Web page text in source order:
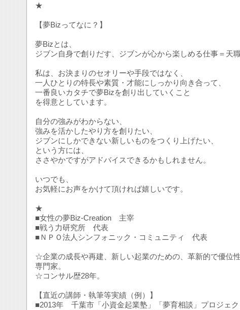
★
【夢Bizってなに？】
夢Bizとは、
ジブン自身で創りだす、ジブンが心から楽しめる仕事＝天職
私は、お決まりのセオリーや手段ではなく、
一人ひとりの特長や素質・才能にしっかり向き合って、
一番良いカタチで夢Bizを創り出していくこと
を得意としています。
自分の強みがわからない、
強みを活かしたやり方を創りたい、
ジブンにしかできない新しいものをつくり上げたい、
という方には、
ささやかですがアドバイスできるかもしれません。
いつでも、
お気軽にお声をかけて頂ければ嬉しいです。
★
■女性の夢Biz-Creation 主宰
■戦う力研究所 代表
■ＮＰＯ法人シンフォニック・コミュニティ 代表
☆企業の成長や再建、新しい起業のための、革新的で優位
専門家。
☆コンサル歴28年。
【直近の講師・執筆等実績（例）】
■2013年 千葉市「小資金起業塾」「夢育相談」プロジェク